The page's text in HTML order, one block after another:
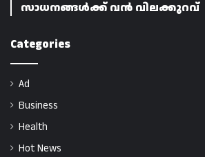
സാധനങ്ങൾക്ക് വൻ വിലക്കുറവ്
Categories
Ad
Business
Health
Hot News